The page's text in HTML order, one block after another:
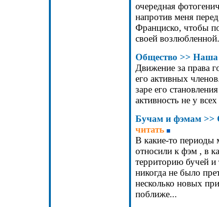
очередная
напротив меня
Франциско, чтобы
своей
Общество >> Наша
Движение за права
его активных
заре его
активность не у
Бучам и фэмам >>
читать
В какие-то периоды
относили к фэм , в
территорию бучей и
никогда не было
несколько новых
поближе...